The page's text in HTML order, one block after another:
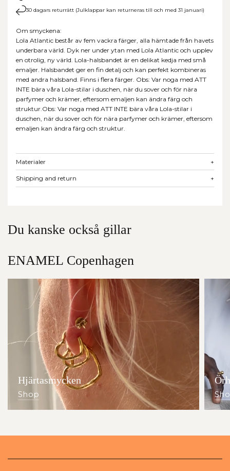
30 dagars returrätt (Julklappar kan returneras till och med 31 januari)
Om smyckena:
Lola Atlantic består av fem vackra färger, alla hämtade från havets
underbara värld. Dyk ner under ytan med Lola Atlantic och upplev
en otrolig, ny värld. Lola-halsbandet är en delikat kedja med små
emaljer. Halsbandet ger en fin detalj och kan perfekt kombineras
med andra halsband. Finns i flera färger. Obs: Var noga med ATT
INTE bära våra Lola-stilar i duschen, när du sover och för nära
parfymer och krämer, eftersom emaljen kan ändra färg och
struktur.Obs: Var noga med ATT INTE bära våra Lola-stilar i
duschen, när du sover och för nära parfymer och krämer, eftersom
emaljen kan ändra färg och struktur.
Materialer +
Shipping and return +
Du kanske också gillar
ENAMEL Copenhagen
Hjärtasmycken
Shop